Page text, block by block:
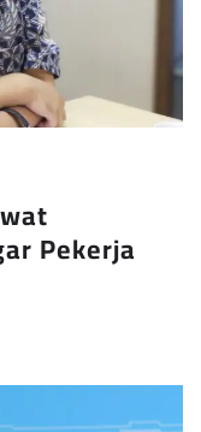
Pekerja